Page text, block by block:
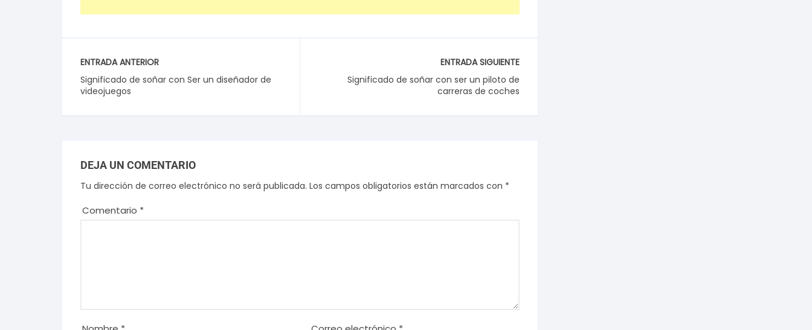
ENTRADA ANTERIOR
Significado de soñar con Ser un diseñador de
videojuegos
ENTRADA SIGUIENTE
Significado de soñar con ser un piloto de
carreras de coches
DEJA UN COMENTARIO
Tu dirección de correo electrónico no será publicada. Los campos obligatorios están marcados con *
Comentario *